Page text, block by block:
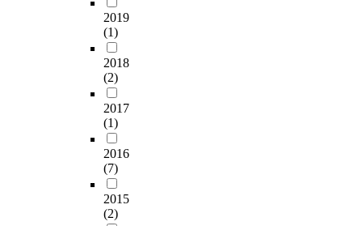
2019
(1)
2018
(2)
2017
(1)
2016
(7)
2015
(2)